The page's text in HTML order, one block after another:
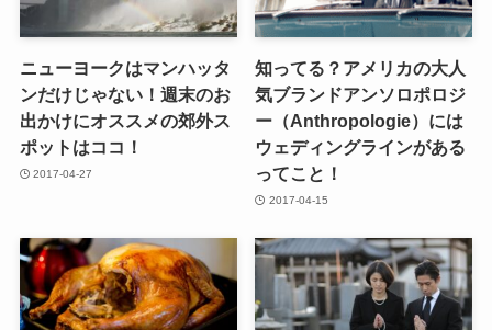
ニューヨークはマンハッタ
ンだけじゃない！週末のお
出かけにオススメの郊外ス
ポットはココ！
2017-04-27
知ってる？アメリカの大人
気ブランドアンソロポロジ
ー（Anthropologie）には
ウェディングラインがある
ってこと！
2017-04-15